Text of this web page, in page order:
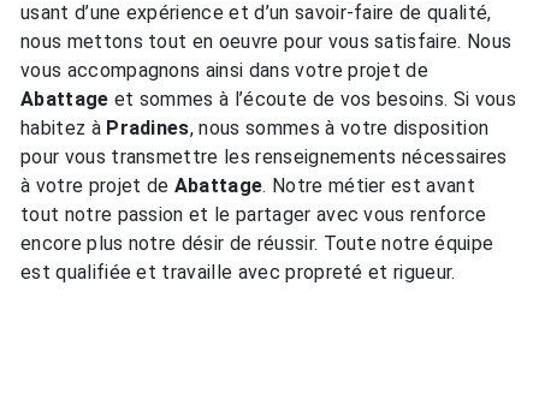
usant d’une expérience et d’un savoir-faire de qualité,
nous mettons tout en oeuvre pour vous satisfaire. Nous
vous accompagnons ainsi dans votre projet de
Abattage et sommes à l’écoute de vos besoins. Si vous
habitez à Pradines, nous sommes à votre disposition
pour vous transmettre les renseignements nécessaires
à votre projet de Abattage. Notre métier est avant
tout notre passion et le partager avec vous renforce
encore plus notre désir de réussir. Toute notre équipe
est qualifiée et travaille avec propreté et rigueur.